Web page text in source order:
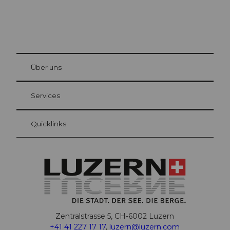
Gästekarte Luzern
Ihre Vorteile als Übernachtungsgast
at Bre
Über uns
Services
Quicklinks
Zentralstrasse 5, CH-6002 Luzern
+41 41 227 17 17, luzern@luzern.com